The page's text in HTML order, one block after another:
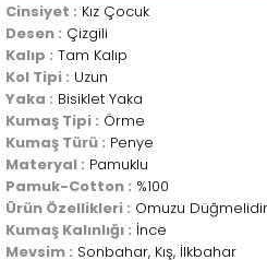
Cinsiyet : Kız Çocuk
Desen : Çizgili
Kalıp : Tam Kalıp
Kol Tipi : Uzun
Yaka : Bisiklet Yaka
Kumaş Tipi : Örme
Kumaş Türü : Penye
Materyal : Pamuklu
Pamuk-Cotton : %100
Ürün Özellikleri : Omuzu
Kumaş Kalınlığı : İnce
Mevsim : Sonbahar, Kış, İlkbahar